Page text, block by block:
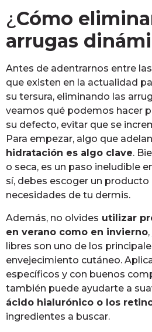
¿ Cómo
arrugas
Antes de adentrarnos entre
que existen en la actualidad
su tersura, eliminando las
veamos qué podemos hacer
su defecto, evitar que se
Para empezar, algo que
hidratación es algo clave.
o seca, es un paso ineludible
sí, debes escoger un producto
necesidades de tu dermis.
Además, no olvides utilizar
en verano como en invierno
libres son uno de los
envejecimiento cutáneo.
específicos y con buenos
también puede ayudarte a
ácido hialurónico o los
ingredientes a buscar.